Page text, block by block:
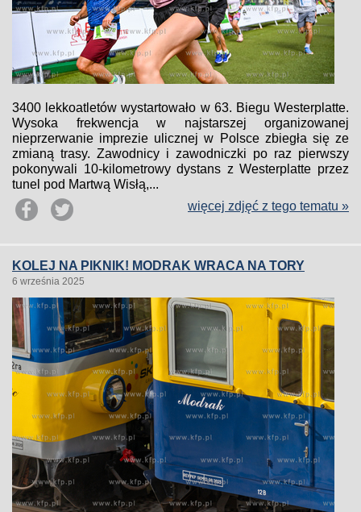
3400 lekkoatletów wystartowało w 63. Biegu Westerplatte.
Wysoka frekwencja w najstarszej organizowanej
nieprzerwanie imprezie ulicznej w Polsce zbiegła się ze
zmianą trasy. Zawodnicy i zawodniczki po raz pierwszy
pokonywali 10-kilometrowy dystans z Westerplatte przez
tunel pod Martwą Wisłą,...
więcej zdjęć z tego tematu »
KOLEJ NA PIKNIK! MODRAK WRACA NA TORY
6 września 2025